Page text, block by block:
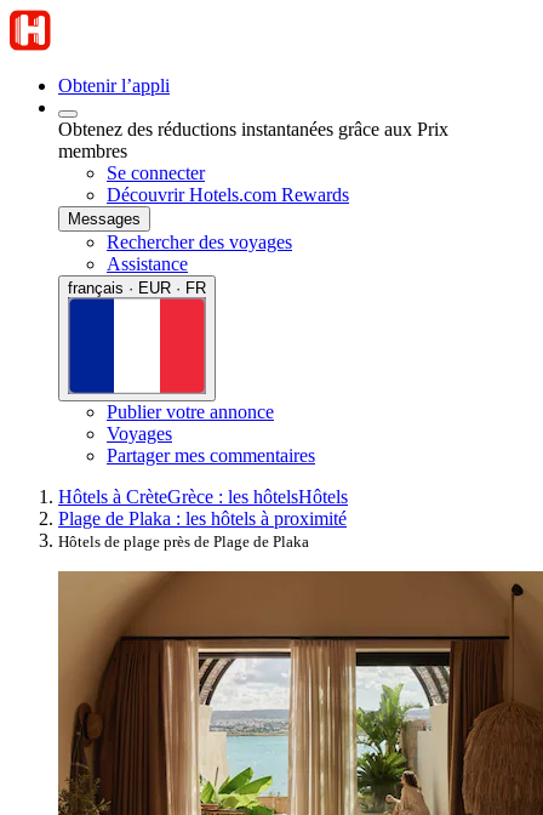
Obtenir l’appli
Obtenez des réductions instantanées grâce aux Prix
membres
Se connecter
Découvrir Hotels.com Rewards
Messages
Rechercher des voyages
Assistance
français · EUR · FR
Publier votre annonce
Voyages
Partager mes commentaires
Hôtels à CrèteGrèce : les hôtelsHôtels
Plage de Plaka : les hôtels à proximité
Hôtels de plage près de Plage de Plaka